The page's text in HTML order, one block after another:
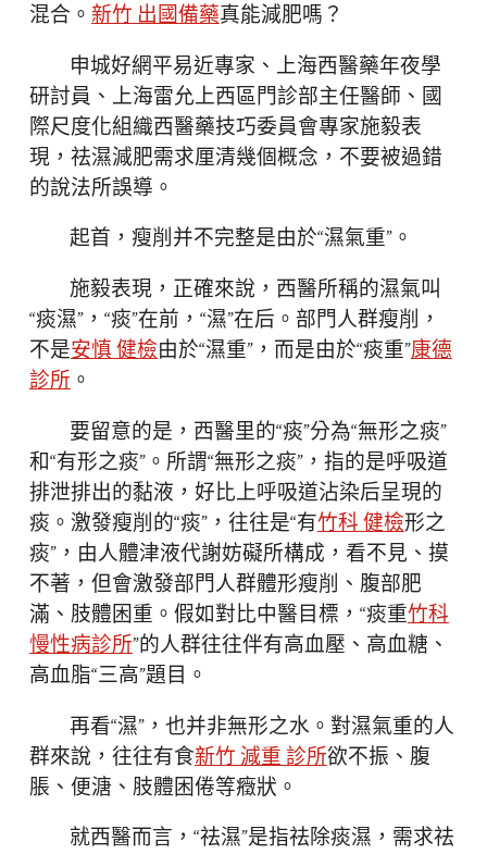
混合。 新竹 出國備藥真能減肥嗎？
申城好網平易近專家、上海西醫藥年夜學
研討員、上海雷允上西區門診部主任醫師、國
際尺度化組織西醫藥技巧委員會專家施毅表
現，祛濕減肥需求厘清幾個概念，不要被過錯
的說法所誤導。
起首，瘦削并不完整是由於“濕氣重”。
施毅表現，正確來說，西醫所稱的濕氣叫
“痰濕”，“痰”在前，“濕”在后。部門人群瘦削，
不是安慎 健檢由於“濕重”，而是由於“痰重”康德
診所。
要留意的是，西醫里的“痰”分為“無形之痰”
和“有形之痰”。所謂“無形之痰”，指的是呼吸道
排泄排出的黏液，好比上呼吸道沾染后呈現的
痰。激發瘦削的“痰”，往往是“有竹科 健檢形之
痰”，由人體津液代謝妨礙所構成，看不見、摸
不著，但會激發部門人群體形瘦削、腹部肥
滿、肢體困重。假如對比中醫目標，“痰重竹科
慢性病診所”的人群往往伴有高血壓、高血糖、
高血脂“三高”題目。
再看“濕”，也并非無形之水。對濕氣重的人
群來說，往往有食新竹 減重 診所欲不振、腹
脹、便溏、肢體困倦等癥狀。
就西醫而言，“祛濕”是指祛除痰濕，需求祛